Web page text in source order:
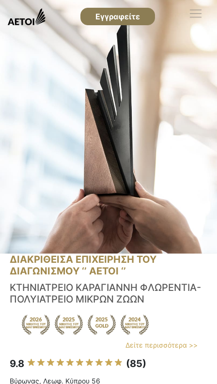
Εγγραφείτε
ΔΙΑΚΡΙΘΕΙΣΑ ΕΠΙΧΕΙΡΗΣΗ ΤΟΥ
ΔΙΑΓΩΝΙΣΜΟΥ ‘’ ΑΕΤΟΙ ‘’
ΚΤΗΝΙΑΤΡΕΙΟ ΚΑΡΑΓΙΑΝΝΗ ΦΛΩΡΕΝΤΙΑ-
ΠΟΛΥΙΑΤΡΕΙΟ ΜΙΚΡΩΝ ΖΩΩΝ
Δείτε περισσότερα >>
9.8 (85)
Βύρωνας, Λεωφ. Κύπρου 56